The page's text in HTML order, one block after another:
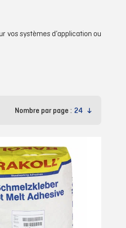
vos systèmes d’application ou
Nombre par page :